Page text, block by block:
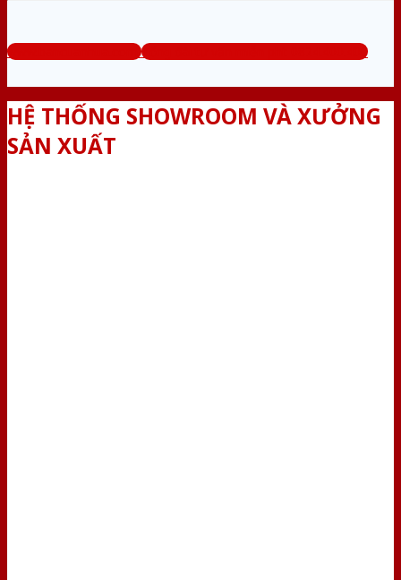
www.bancuanhua.com Tổng đài tư vấn miễn phí: 0824.400.400
HỆ THỐNG SHOWROOM VÀ XƯỞNG
SẢN XUẤT